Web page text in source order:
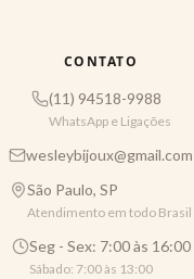
CONTATO
(11) 94518-9988
WhatsApp e Ligações
wesleybijoux@gmail.com
São Paulo, SP
Atendimento em todo Brasil
Seg - Sex: 7:00 às 16:00
Sábado: 7:00 às 13:00